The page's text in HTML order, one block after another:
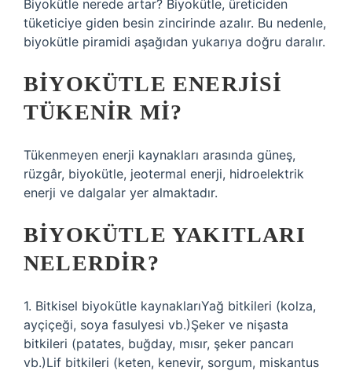
Biyokütle nerede artar? Biyokütle, üreticiden
tüketiciye giden besin zincirinde azalır. Bu nedenle,
biyokütle piramidi aşağıdan yukarıya doğru daralır.
BIYOKÜTLE ENERJISI
TÜKENIR MI?
Tükenmeyen enerji kaynakları arasında güneş,
rüzgâr, biyokütle, jeotermal enerji, hidroelektrik
enerji ve dalgalar yer almaktadır.
BIYOKÜTLE YAKITLARI
NELERDIR?
1. Bitkisel biyokütle kaynaklarıYağ bitkileri (kolza,
ayçiçeği, soya fasulyesi vb.)Şeker ve nişasta
bitkileri (patates, buğday, mısır, şeker pancarı
vb.)Lif bitkileri (keten, kenevir, sorgum, miskantus